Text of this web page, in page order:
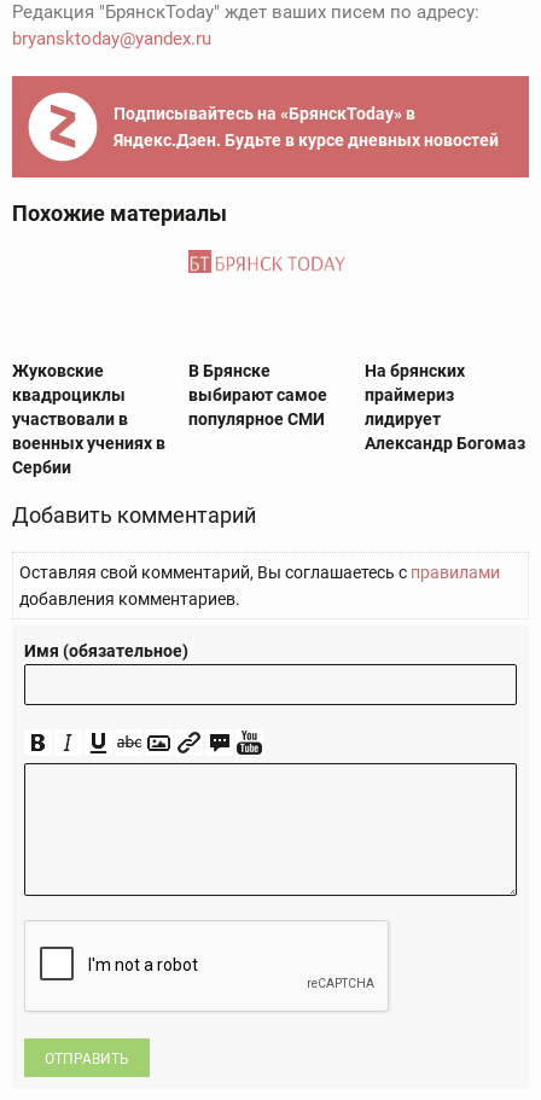
Редакция "БрянскToday" ждет ваших писем по адресу:
bryansktoday@yandex.ru
Подписывайтесь на «БрянскToday» в
Яндекс.Дзен. Будьте в курсе дневных новостей
Похожие материалы
Жуковские
квадроциклы
участвовали в
военных учениях в
Сербии
В Брянске
выбирают самое
популярное СМИ
На брянских
праймериз
лидирует
Александр Богомаз
Добавить комментарий
Оставляя свой комментарий, Вы соглашаетесь с правилами
добавления комментариев.
Имя (обязательное)
ОТПРАВИТЬ